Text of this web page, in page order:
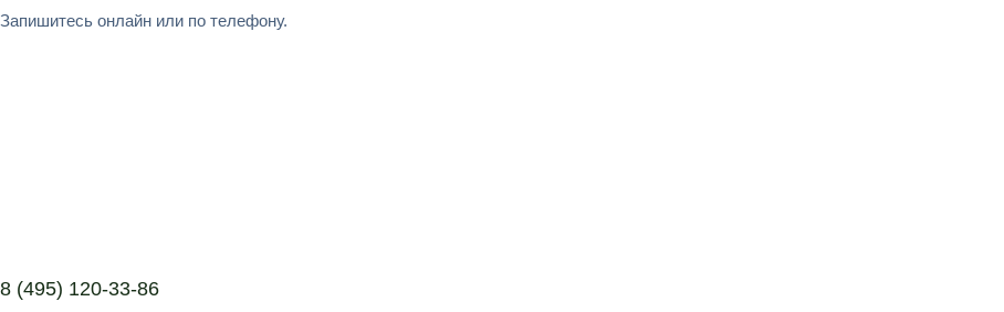
Запишитесь онлайн или по телефону.
8 (495) 120-33-86